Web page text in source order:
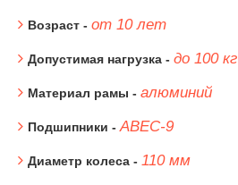
Возраст - от 10 лет
Допустимая нагрузка - до 100 кг
Материал рамы - алюминий
Подшипники - ABEC-9
Диаметр колеса - 110 мм